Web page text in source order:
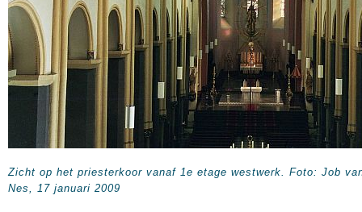
Zicht op het priesterkoor vanaf 1e etage westwerk. Foto: Job
Nes, 17 januari 2009